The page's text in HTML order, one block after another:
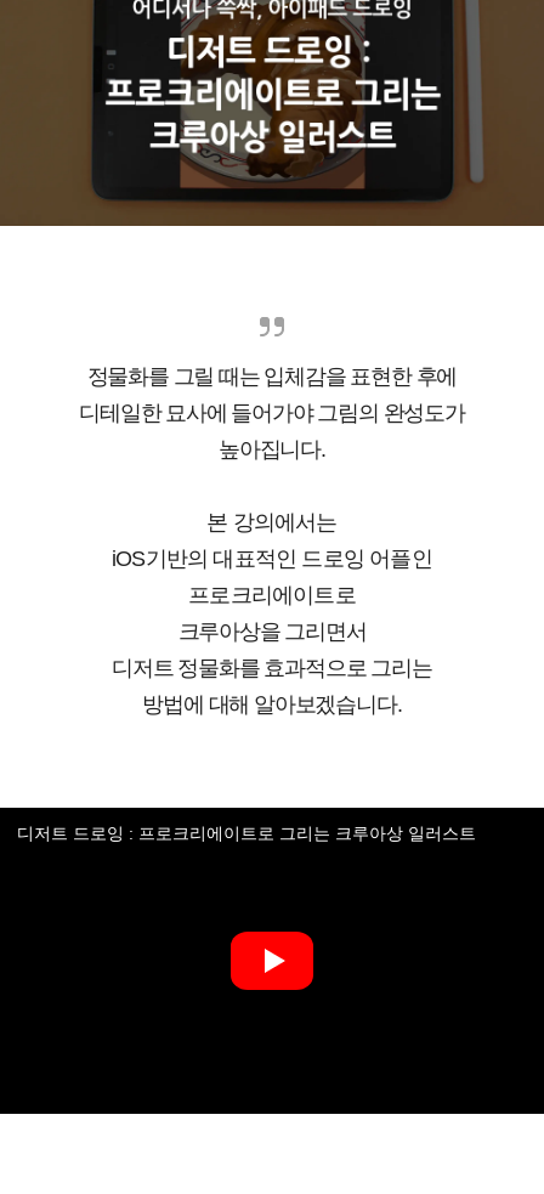
정물화를 그릴 때는 입체감을 표현한 후에
디테일한 묘사에 들어가야 그림의 완성도가
높아집니다.
본 강의에서는
iOS기반의 대표적인 드로잉 어플인
프로크리에이트로
크루아상을 그리면서
디저트 정물화를 효과적으로 그리는
방법에 대해 알아보겠습니다.
디저트 드로잉 : 프로크리에이트로 그리는 크루아상 일러스트